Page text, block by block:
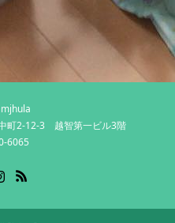
町2-12-3 越智第一ビル3階
6065